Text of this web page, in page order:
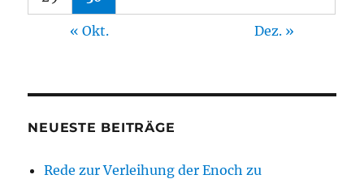
« Okt. Dez. »
NEUESTE BEITRÄGE
Rede zur Verleihung der Enoch zu